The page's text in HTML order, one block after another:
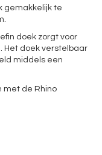
gemakkelijk te
doek zorgt voor
Het doek verstelbaar
middels een
met de Rhino